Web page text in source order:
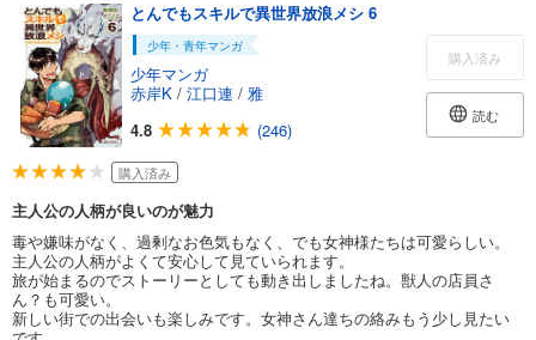
とんでもスキルで異世界放浪メシ 6
少年・青年マンガ
少年マンガ
赤岸K / 江口連 / 雅
4.8
(246)
購入済み
読む
購入済み
主人公の人柄が良いのが魅力
毒や嫌味がなく、過剰なお色気もなく、でも女神様たちは可愛らしい。
主人公の人柄がよくて安心して見ていられます。
旅が始まるのでストーリーとしても動き出しましたね。獣人の店員さ
ん？も可愛い。
新しい街での出会いも楽しみです。女神さん達ちの絡みもう少し見たい